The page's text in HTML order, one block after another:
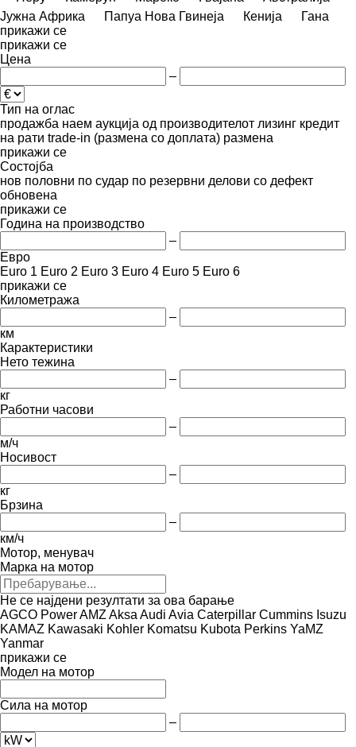
Јужна Африка
Папуа Нова Гвинеја Кенија
Гана
прикажи се
прикажи се
Цена
–
Тип на оглас
продажба наем аукција од производителот лизинг кредит
на рати trade-in (размена со доплата) размена
прикажи се
Состојба
нов половни по судар по резервни делови со дефект
обновена
прикажи се
Година на производство
–
Евро
Euro 1 Euro 2 Euro 3 Euro 4 Euro 5 Euro 6
прикажи се
Километража
–
км
Карактеристики
Нето тежина
–
кг
Работни часови
–
м/ч
Носивост
–
кг
Брзина
–
км/ч
Мотор, менувач
Марка на мотор
Не се најдени резултати за ова барање
AGCO PowerAMZ Aksa Audi Avia Caterpillar Cummins Isuzu
KAMAZ Kawasaki Kohler Komatsu Kubota Perkins YaMZ
Yanmar
прикажи се
Модел на мотор
Сила на мотор
–